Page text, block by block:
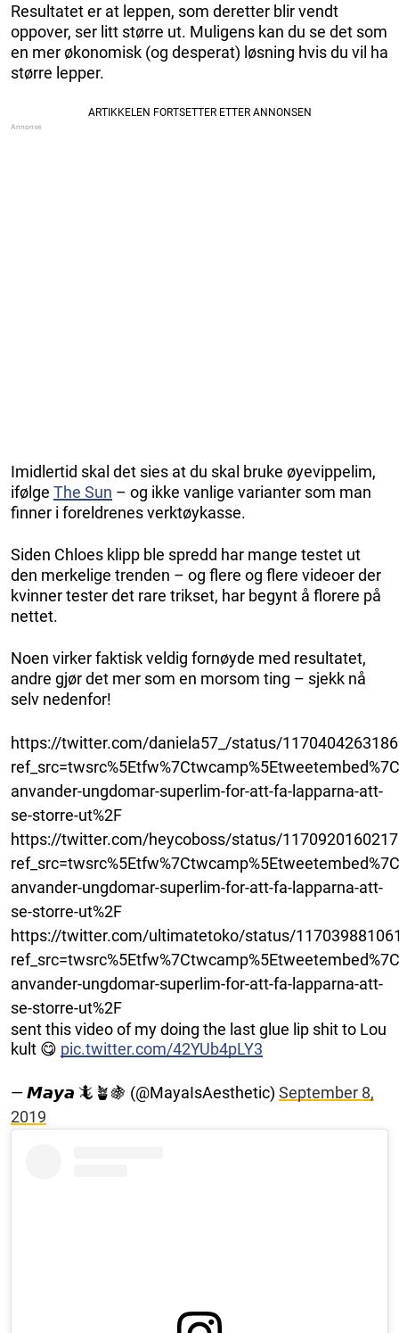
Resultatet er at leppen, som deretter blir vendt
oppover, ser litt større ut. Muligens kan du se det som
en mer økonomisk (og desperat) løsning hvis du vil ha
større lepper.
Imidlertid skal det sies at du skal bruke øyevippelim,
ifølge The Sun – og ikke vanlige varianter som man
finner i foreldrenes verktøykasse.
Siden Chloes klipp ble spredd har mange testet ut
den merkelige trenden – og flere og flere videoer der
kvinner tester det rare trikset, har begynt å florere på
nettet.
Noen virker faktisk veldig fornøyde med resultatet,
andre gjør det mer som en morsom ting – sjekk nå
selv nedenfor!
https://twitter.com/daniela57_/status/
anvander-ungdomar-superlim-for-att-fa-lapparna-att-
se-storre-ut%2F
https://twitter.com/heycoboss/status/
anvander-ungdomar-superlim-for-att-fa-lapparna-att-
se-storre-ut%2F
https://twitter.com/ultimatetoko/status/
anvander-ungdomar-superlim-for-att-fa-lapparna-att-
se-storre-ut%2F
sent this video of my doing the last glue lip shit to Lou
kult 😋 pic.twitter.com/42YUb4pLY3
— 𝙈𝙖𝙮𝙖 🦎🪴🍇 (@MayaIsAesthetic) September 8,
2019